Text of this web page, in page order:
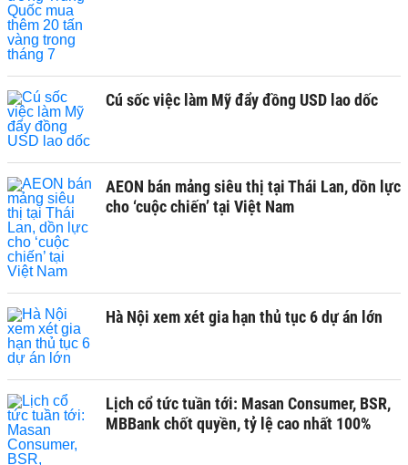
Cú sốc việc làm Mỹ đẩy đồng USD lao dốc
AEON bán mảng siêu thị tại Thái Lan, dồn lực
cho ‘cuộc chiến’ tại Việt Nam
Hà Nội xem xét gia hạn thủ tục 6 dự án lớn
Lịch cổ tức tuần tới: Masan Consumer, BSR,
MBBank chốt quyền, tỷ lệ cao nhất 100%